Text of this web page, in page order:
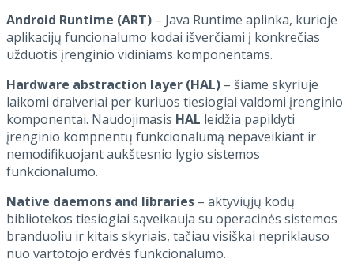
Android Runtime (ART) – Java Runtime aplinka, kurioje
aplikacijų funcionalumo kodai išverčiami į konkrečias
užduotis įrenginio vidiniams komponentams.
Hardware abstraction layer (HAL) – šiame skyriuje
laikomi draiveriai per kuriuos tiesiogiai valdomi įrenginio
komponentai. Naudojimasis HAL leidžia papildyti
įrenginio kompnentų funkcionalumą nepaveikiant ir
nemodifikuojant aukštesnio lygio sistemos
funkcionalumo.
Native daemons and libraries – aktyviųjų kodų
bibliotekos tiesiogiai sąveikauja su operacinės sistemos
branduoliu ir kitais skyriais, tačiau visiškai nepriklauso
nuo vartotojo erdvės funkcionalumo.